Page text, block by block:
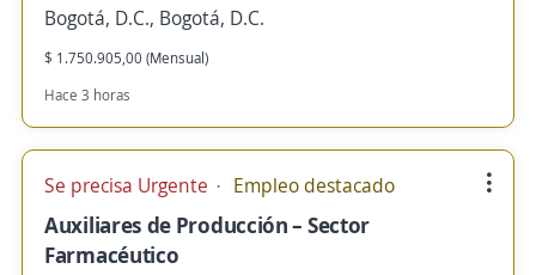
Bogotá, D.C., Bogotá, D.C.
$ 1.750.905,00 (Mensual)
Hace 3 horas
Se precisa Urgente Empleo destacado
Auxiliares de Producción – Sector
Farmacéutico